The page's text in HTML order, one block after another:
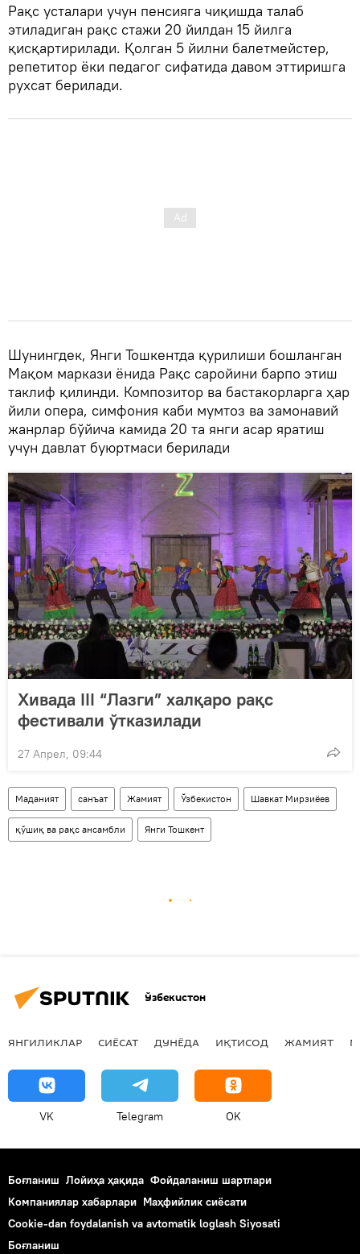
Рақс усталари учун пенсияга чиқишда талаб
этиладиган рақс стажи 20 йилдан 15 йилга
қисқартирилади. Қолган 5 йилни балетмейстер,
репетитор ёки педагог сифатида давом эттиришга
рухсат берилади.
Шунингдек, Янги Тошкентда қурилиши бошланган
Мақом маркази ёнида Рақс саройини барпо этиш
таклиф қилинди. Композитор ва бастакорларга ҳар
йили опера, симфония каби мумтоз ва замонавий
жанрлар бўйича камида 20 та янги асар яратиш
учун давлат буюртмаси берилади
Хивада III “Лазги” халқаро рақс
фестивали ўтказилади
27 Апрел, 09:44
Маданият санъат Жамият Ўзбекистон Шавкат Мирзиёев
қўшиқ ва рақс ансамбли Янги Тошкент
Ўзбекистон
ЯНГИЛИКЛАР СИЁСАТ ДУНЁДА ИҚТИСОД ЖАМИЯТ
VK Telegram OK
Боғланиш Лойиҳа ҳақида Фойдаланиш шартлари
Компаниялар хабарлари Маҳфийлик сиёсати
Cookie-dan foydalanish va avtomatik loglash Siyosati
Боғланиш